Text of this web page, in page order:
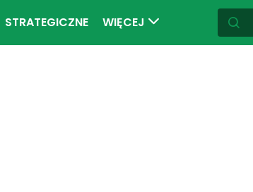
STRATEGICZNE WIĘCEJ